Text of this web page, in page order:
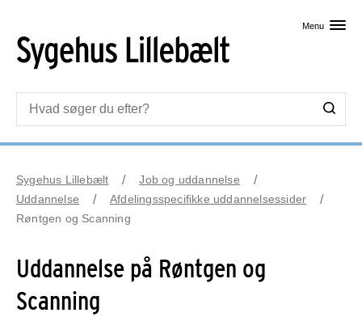
Menu
Sygehus Lillebælt
Job og uddannelse
Uddannelse
Afdelingsspecifikke uddannelsessider
Røntgen og Scanning
Uddannelse på Røntgen og
Scanning